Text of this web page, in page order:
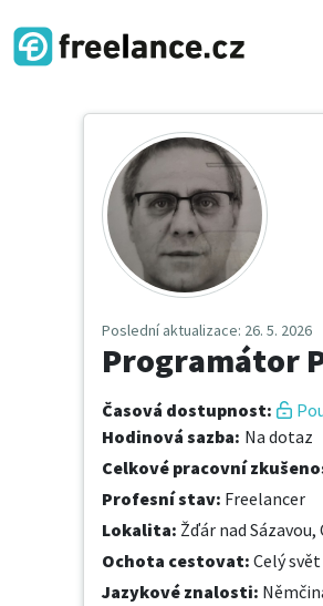
Poslední aktualizace: 26. 5. 2026
Programátor
Časová dostupnost:
Hodinová sazba: Na dotaz
Celkové pracovní
Profesní stav: Freelancer
Lokalita: Žďár nad Sázavou,
Ochota cestovat: Celý svět
Jazykové znalosti: